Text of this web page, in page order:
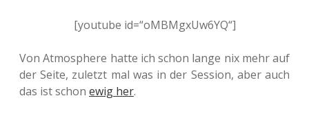
[youtube id=“oMBMgxUw6YQ“]
Von Atmosphere hatte ich schon lange nix mehr auf
der Seite, zuletzt mal was in der Session, aber auch
das ist schon ewig her.